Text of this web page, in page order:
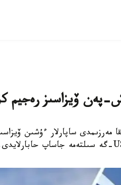
پەن ۆيزاسىز رەجيم
ساپارلار ءۇشىن